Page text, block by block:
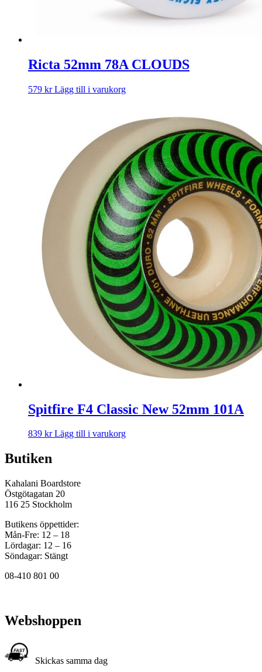
Ricta 52mm 78A CLOUDS
579 kr Lägg till i varukorg
Spitfire F4 Classic New 52mm 101A
839 kr Lägg till i varukorg
Butiken
Kahalani Boardstore
Östgötagatan 20
116 25 Stockholm
Butikens öppettider:
Mån-Fre: 12 – 18
Lördagar: 12 – 16
Söndagar: Stängt
08-410 801 00
Webshoppen
Skickas samma dag